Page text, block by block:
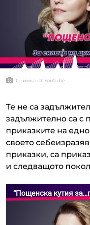
Снимка от Youtube
Те не са
задължително са с
приказките на
своето
приказки, са
и следващото